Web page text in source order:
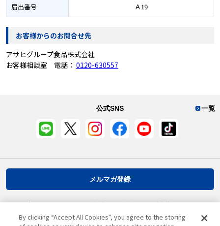
届出番号 Ａ19
お客様からのお問合せ先
アサヒグループ食品株式会社
お客様相談室 電話： 0120-630557
一覧
公式SNS
メルマガ登録
By clicking “Accept All Cookies”, you agree to the storing